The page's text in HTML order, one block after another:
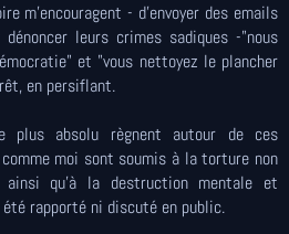
m'encouragent - d'envoyer des emails
leurs crimes sadiques -"nous
et "vous nettoyez le plancher
en persiflant.
plus absolu règnent autour de ces
moi sont soumis à la torture non
ainsi qu'à la destruction mentale et
rapporté ni discuté en public.